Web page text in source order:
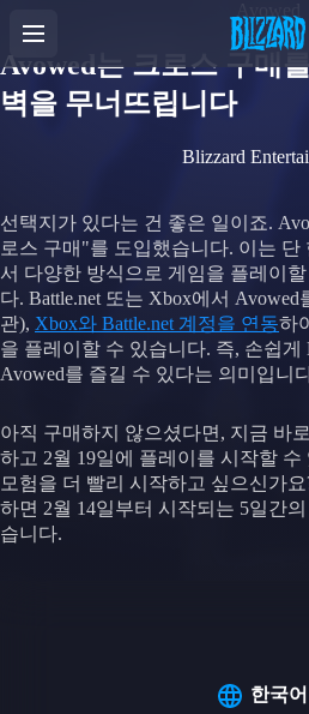
Avowed는 크로스 구매
벽을 무너뜨립니다
Blizzard
선택지가 있다는 건 좋은 일이죠.
로스 구매"를 도입했습니다. 이는 단
서 다양한 방식으로 게임을 플레이
다. Battle.net 또는 Xbox에서
관), Xbox와 Battle.net 계정을 연동하
을 플레이할 수 있습니다. 즉, 손쉽게
Avowed를 즐길 수 있다는 의미입니
아직 구매하지 않으셨다면, 지금 바로
하고 2월 19일에 플레이를 시작할 수
모험을 더 빨리 시작하고 싶으신가요
하면 2월 14일부터 시작되는 5일간
습니다.